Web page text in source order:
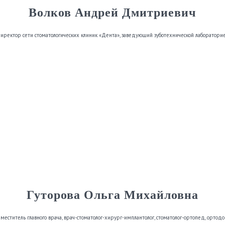
Волков Андрей Дмитриевич
сети стоматологических клиник «Дента», заведующий зуботехнической
Гуторова Ольга Михайловна
главного врача, врач-стоматолог-хирург-имплантолог, стоматолог-ортопед,